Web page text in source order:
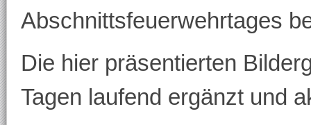
Abschnittsfeuerwehrtages
Die hier präsentierten
Tagen laufend ergänzt und